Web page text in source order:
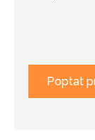
Poptat